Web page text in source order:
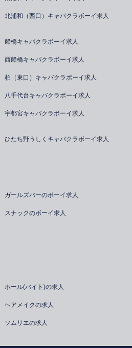
北浦和（西口）キャバクラボーイ求人
船橋キャバクラボーイ求人
西船橋キャバクラボーイ求人
柏（東口）キャバクラボーイ求人
八千代台キャバクラボーイ求人
宇都宮キャバクラボーイ求人
ひたち野うしくキャバクラボーイ求人
ガールズバーのボーイ求人
スナックのボーイ求人
ホール(バイト)の求人
ヘアメイクの求人
ソムリエの求人